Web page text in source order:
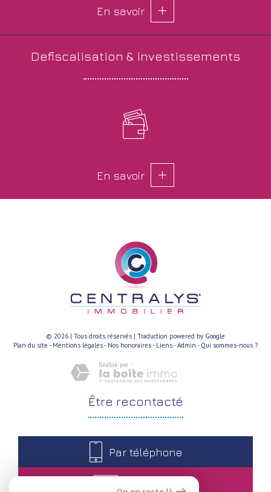
En savoir
defiscalisation & investissements
En savoir
© 2026 | Tous droits réservés | Traduction powered by Google
Plan du site - Mentions légales- Nos honoraires- Liens-Admin - Qui sommes-nous ?
être recontacté
Par téléphone